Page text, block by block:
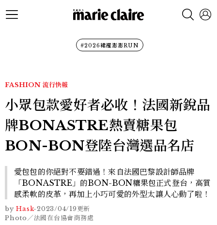
#2026裙襬澎澎RUN
FASHION 流行快報
小眾包款愛好者必收！法國新銳品
牌BONASTRE熱賣糖果包
BON-BON登陸台灣選品名店
愛包包的你絕對不要錯過！來自法國巴黎設計師品牌
「BONASTRE」的BON-BON糖果包正式登台，高質
感柔軟的皮革，再加上小巧可愛的外型太讓人心動了啦！
by Hask-2023/04/19更新
Photo／法國在台協會商務處